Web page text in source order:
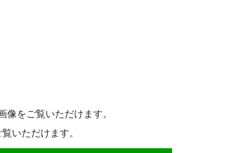
をご覧いただけます。
いただけます。